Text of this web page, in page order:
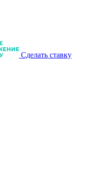
Сделать ставку